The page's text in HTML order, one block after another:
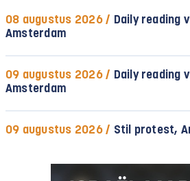
08 augustus 2026 / Daily reading
Amsterdam
09 augustus 2026 / Daily reading
Amsterdam
09 augustus 2026 / Stil protest,